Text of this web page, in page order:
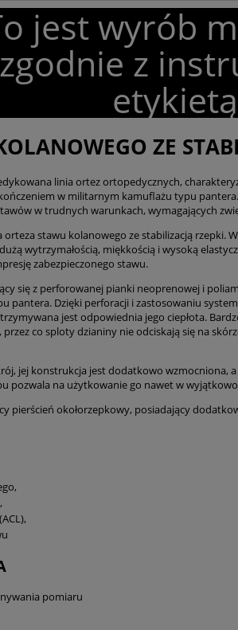
jest wyrób
z
ZE
linia ortez ortopedycznych,
w militarnym kamuflażu typu
w trudnych warunkach, wymagających
stawu kolanowego ze stabilizacją rzepki.
wytrzymałością, miękkością i wysoką
zabezpieczonego stawu.
się z perforowanej pianki neoprenowej i
Dzięki perforacji i zastosowaniu
jest odpowiednia jego ciepłota.
co sploty dzianiny nie odciskają się na
jej konstrukcja jest dodatkowo wzmocniona,
pozwala na użytkowanie go nawet w
pierścień okołorzepkowy, posiadający
pomiaru